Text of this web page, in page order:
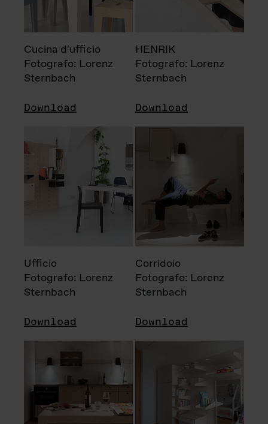
Cucina d'ufficio
Fotografo: Lorenz
Sternbach
Download
HENRIK
Fotografo: Lorenz
Sternbach
Download
Ufficio
Fotografo: Lorenz
Sternbach
Download
Corridoio
Fotografo: Lorenz
Sternbach
Download